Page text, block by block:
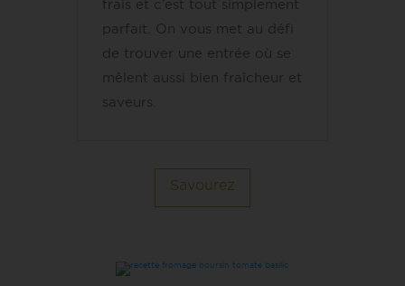
frais et c’est tout simplement
parfait. On vous met au défi
de trouver une entrée où se
mêlent aussi bien fraîcheur et
saveurs.
Savourez